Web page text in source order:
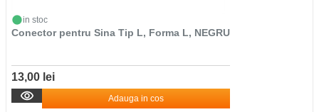
in stoc
Conector pentru Sina Tip L, Forma L, NEGRU
13,00 lei
Adauga in cos